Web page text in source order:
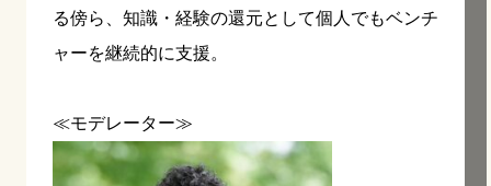
る傍ら、知識・経験の還元として個人でもベンチ
ャーを継続的に支援。
≪モデレーター≫